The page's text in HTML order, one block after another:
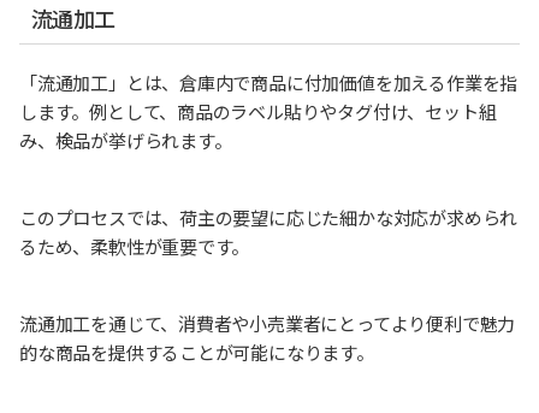
流通加工
「流通加工」とは、倉庫内で商品に付加価値を加える作業を指
します。例として、商品のラベル貼りやタグ付け、セット組
み、検品が挙げられます。
このプロセスでは、荷主の要望に応じた細かな対応が求められ
るため、柔軟性が重要です。
流通加工を通じて、消費者や小売業者にとってより便利で魅力
的な商品を提供することが可能になります。